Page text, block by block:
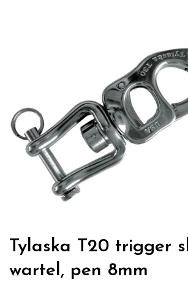
Tylaska T20 trigger
wartel, pen 8mm